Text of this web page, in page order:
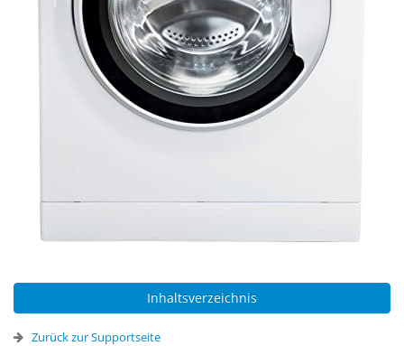
Inhaltsverzeichnis
Zurück zur Supportseite